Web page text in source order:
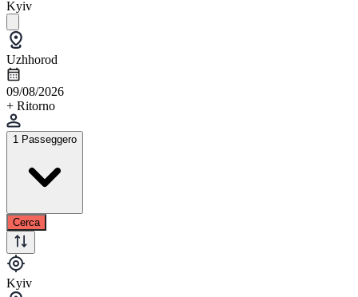
Kyiv
Uzhhorod
09/08/2026
+ Ritorno
1 Passeggero
Cerca
Kyiv